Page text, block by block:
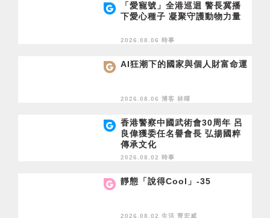
「愛寵號」全港巡迴 警長冀播
下愛心種子 凝聚守護動物力量
2026.08.06 時事
AI狂潮下的國家與個人財富命運
2026.08.06 博客 林暉
香港警察中國武術會30周年 呂
良偉獲委任名譽會長 弘揚國粹
傳承文化
2026.08.02 時事
靜態「說得Cool」-35
2026.08.02 生活 曹宏威